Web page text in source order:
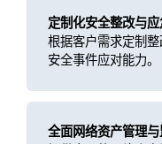
定制化安全整改与应
根据客户需求定制
安全事件应对能力。
全面网络资产管理与